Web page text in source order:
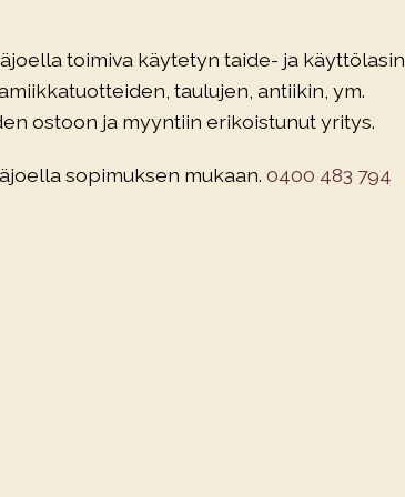
toimiva käytetyn taide- ja käyttölasin,
taulujen, antiikin, ym.
ostoon ja myyntiin erikoistunut yritys.
sopimuksen mukaan. 0400 483 794